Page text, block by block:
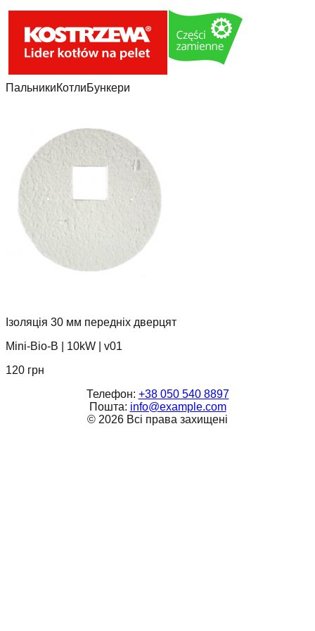
ПальникиКотлиБункери
Ізоляція 30 мм передніх дверцят
Mini-Bio-B
10kW
v01
120 грн
Телефон: +38 050 540 8897
Пошта: info@example.com
© 2026 Всі права захищені